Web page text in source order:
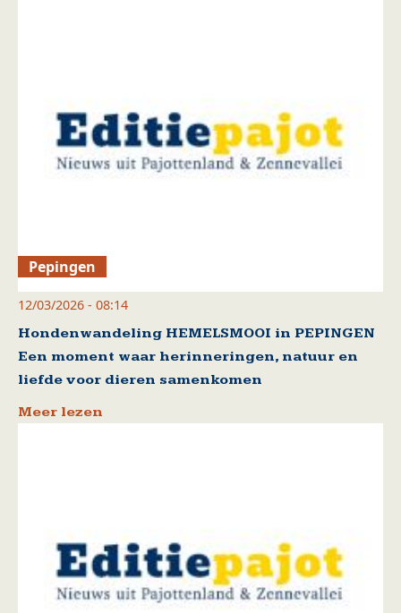
Pepingen
12/03/2026 - 08:14
Hondenwandeling HEMELSMOOI in PEPINGEN
Een moment waar herinneringen, natuur en
liefde voor dieren samenkomen
Meer lezen